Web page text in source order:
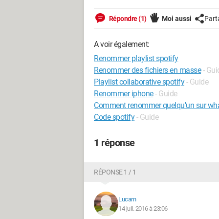
Répondre (1) Moi aussi
A voir également:
Renommer playlist spotify
Renommer des fichiers en masse -
Playlist collaborative spotify - Guide
Renommer iphone- Guide
Comment renommer quelqu'un sur
Code spotify - Guide
1 réponse
RÉPONSE 1 / 1
Lucarn
14 juil. 2016 à 23:06